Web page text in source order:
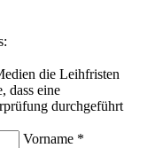
die Leihfristen
dass eine
durchgeführt
Vorname *